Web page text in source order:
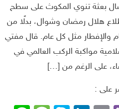
بعثة تنوي المكوث على سطح
هلال رمضان وشوال، بدلًا من
والإفطار مثل كل عام. قال مفتي
مواكبة الركب العالمي في
على الرغم من […]
على :